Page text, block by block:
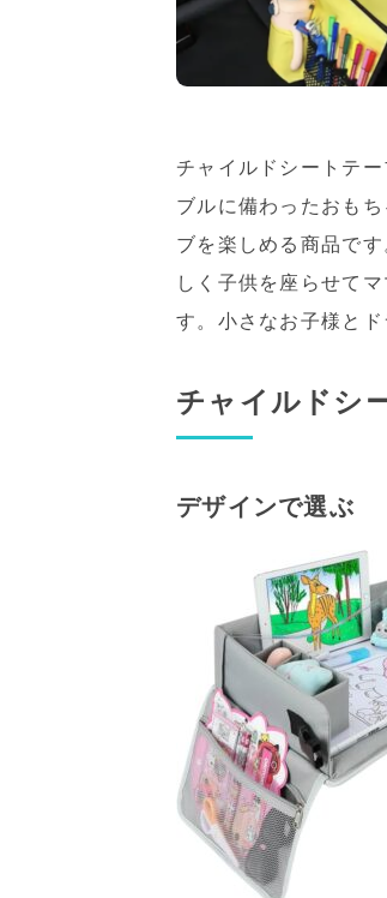
チャイルドシートテ
ブルに備わったおも
ブを楽しめる商品で
しく子供を座らせて
す。小さなお子様と
チャイルドシ
デザインで選ぶ